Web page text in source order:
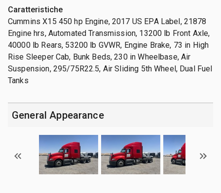
Caratteristiche
Cummins X15 450 hp Engine, 2017 US EPA Label, 21878
Engine hrs, Automated Transmission, 13200 lb Front Axle,
40000 lb Rears, 53200 lb GVWR, Engine Brake, 73 in High
Rise Sleeper Cab, Bunk Beds, 230 in Wheelbase, Air
Suspension, 295/75R22.5, Air Sliding 5th Wheel, Dual Fuel
Tanks
General Appearance